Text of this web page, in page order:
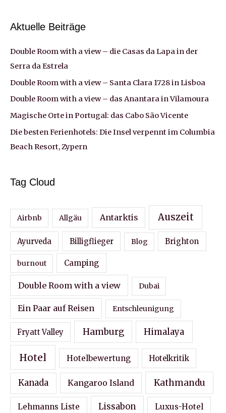
neue
an
der
London
Aktuelle Beiträge
Double Room with a view – die Casas da Lapa in der
Serra da Estrela
Double Room with a view – Santa Clara 1728 in Lisboa
Double Room with a view – das Anantara in Vilamoura
Magische Orte in Portugal: das Cabo São Vicente
Die besten Ferienhotels: Die Insel verpennt im Columbia
Beach Resort, Zypern
Tag Cloud
Airbnb Allgäu Antarktis Auszeit
Ayurveda Billigflieger Blog Brighton
burnout Camping
Double Room with a view Dubai
Ein Paar auf Reisen Entschleunigung
Fryatt Valley Hamburg Himalaya
Hotel Hotelbewertung Hotelkritik
Kanada Kangaroo Island Kathmandu
Lehmanns Liste Lissabon Luxus-Hotel